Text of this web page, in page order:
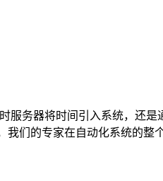
务器将时间引入系统，还
们的专家在自动化系统的整